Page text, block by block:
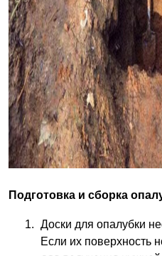
Подготовка и сборка
Доски для опалубки
Если их поверхность